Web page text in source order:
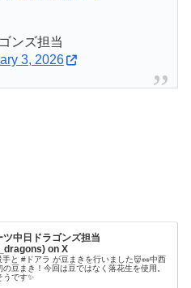
ンズ担当
3, 2026
ツ中日ドラゴンズ担当
on X
手と #ドアラ が豆まきを行いました👹🥜中西
の豆まき！今回は豆ではなく落花生を使用。
うです✨